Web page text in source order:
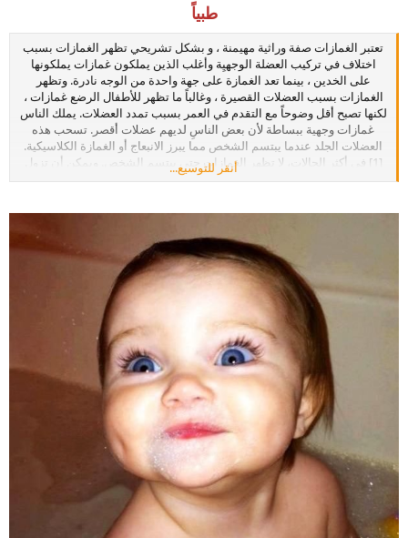
طبياً
تعتبر الغمازات صفة وراثية مهيمنة ، و بشكل تشريحي تظهر الغمازات بسبب
اختلاف في تركيب العضلة الوجهيِة وأغلب الذين يملكون غمازات يملكونها
على الخدين ، بينما تعد الغمازة على جهة واحدة من الوجه نادرة. وتظهر
الغمازات بسبب العضلات القصيرة ، وغالباً ما تظهر للأطفال الرضع غمازات ،
لكنها تصبح أقل وضوحاً مع التقدم في العمر بسبب تمدد العضلات. يملك الناس
غمازات وجهية ببساطة لأن بعض الناسِ لديهم عضلات أقصر. تسحب هذه
العضلات الجلد عندما يبتسم الشخص مما يبرز الانبعاج أو الغمازة الكلاسيكية.
[1] في أكثر الحالات، لا تظهر الغمازات حتى يبتسم الشخص. ويمكن أن تزول
هذه الغمازات أو تختفي مع التقدم في السن بسبب تمدد العضلات. بعض
مشابهة لغمازات الخدَّ، وتعد غمازة الذقنِ أيضاً موروثة مع درجة مختلفة من
إلى عظمِ الفكّ. ومن المحتمل أن يسبب انشطارِ بين الجهة اليمنى واليسرى
من الفكّ الأسفل أثناء التطور الجيني. وقد يلجأ بعض الناس إلى عمل غمازات
عن طريق الجراحة.
أنقر للتوسيع...